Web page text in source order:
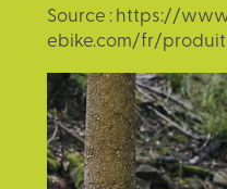
Source : https://
ebike.com/fr/